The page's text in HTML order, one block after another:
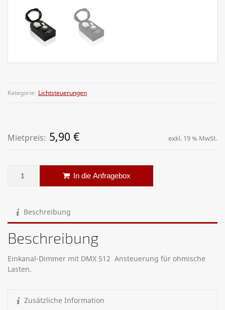
Kategorie: Lichtsteuerungen
Mietpreis: 5,90 € exkl. 19 % MwSt.
DMX Dimmer – 1 Kanal Menge
In die Anfragebox
Beschreibung
Beschreibung
Einkanal-Dimmer mit DMX 512 Ansteuerung für ohmische
Lasten.
Zusätzliche Information